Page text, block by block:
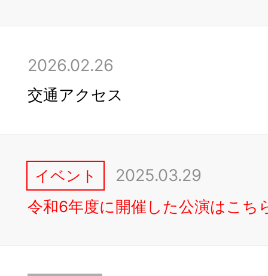
2026.02.26
交通アクセス
イベント 2025.03.29
令和6年度に開催した公演はこち